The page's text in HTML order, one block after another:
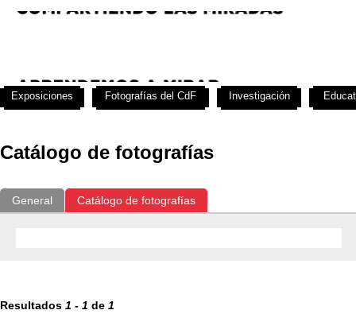
Catálogo de fotografías
General Catálogo de fotografías
Resultados 1 - 1 de 1
Exposiciones Fotografías del CdF Investigación